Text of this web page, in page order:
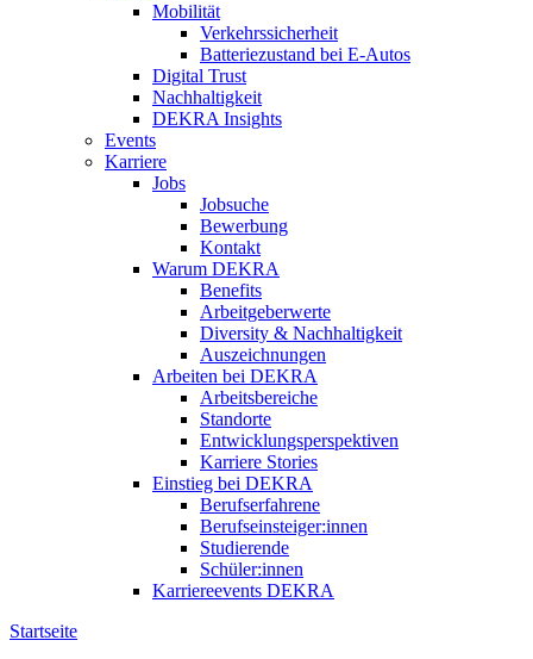
Mobilität
Verkehrssicherheit
Batteriezustand bei E-Autos
Digital Trust
Nachhaltigkeit
DEKRA Insights
Events
Karriere
Jobs
Jobsuche
Bewerbung
Kontakt
Warum DEKRA
Benefits
Arbeitgeberwerte
Diversity & Nachhaltigkeit
Auszeichnungen
Arbeiten bei DEKRA
Arbeitsbereiche
Standorte
Entwicklungsperspektiven
Karriere Stories
Einstieg bei DEKRA
Berufserfahrene
Berufseinsteiger:innen
Studierende
Schüler:innen
Karriereevents DEKRA
Startseite